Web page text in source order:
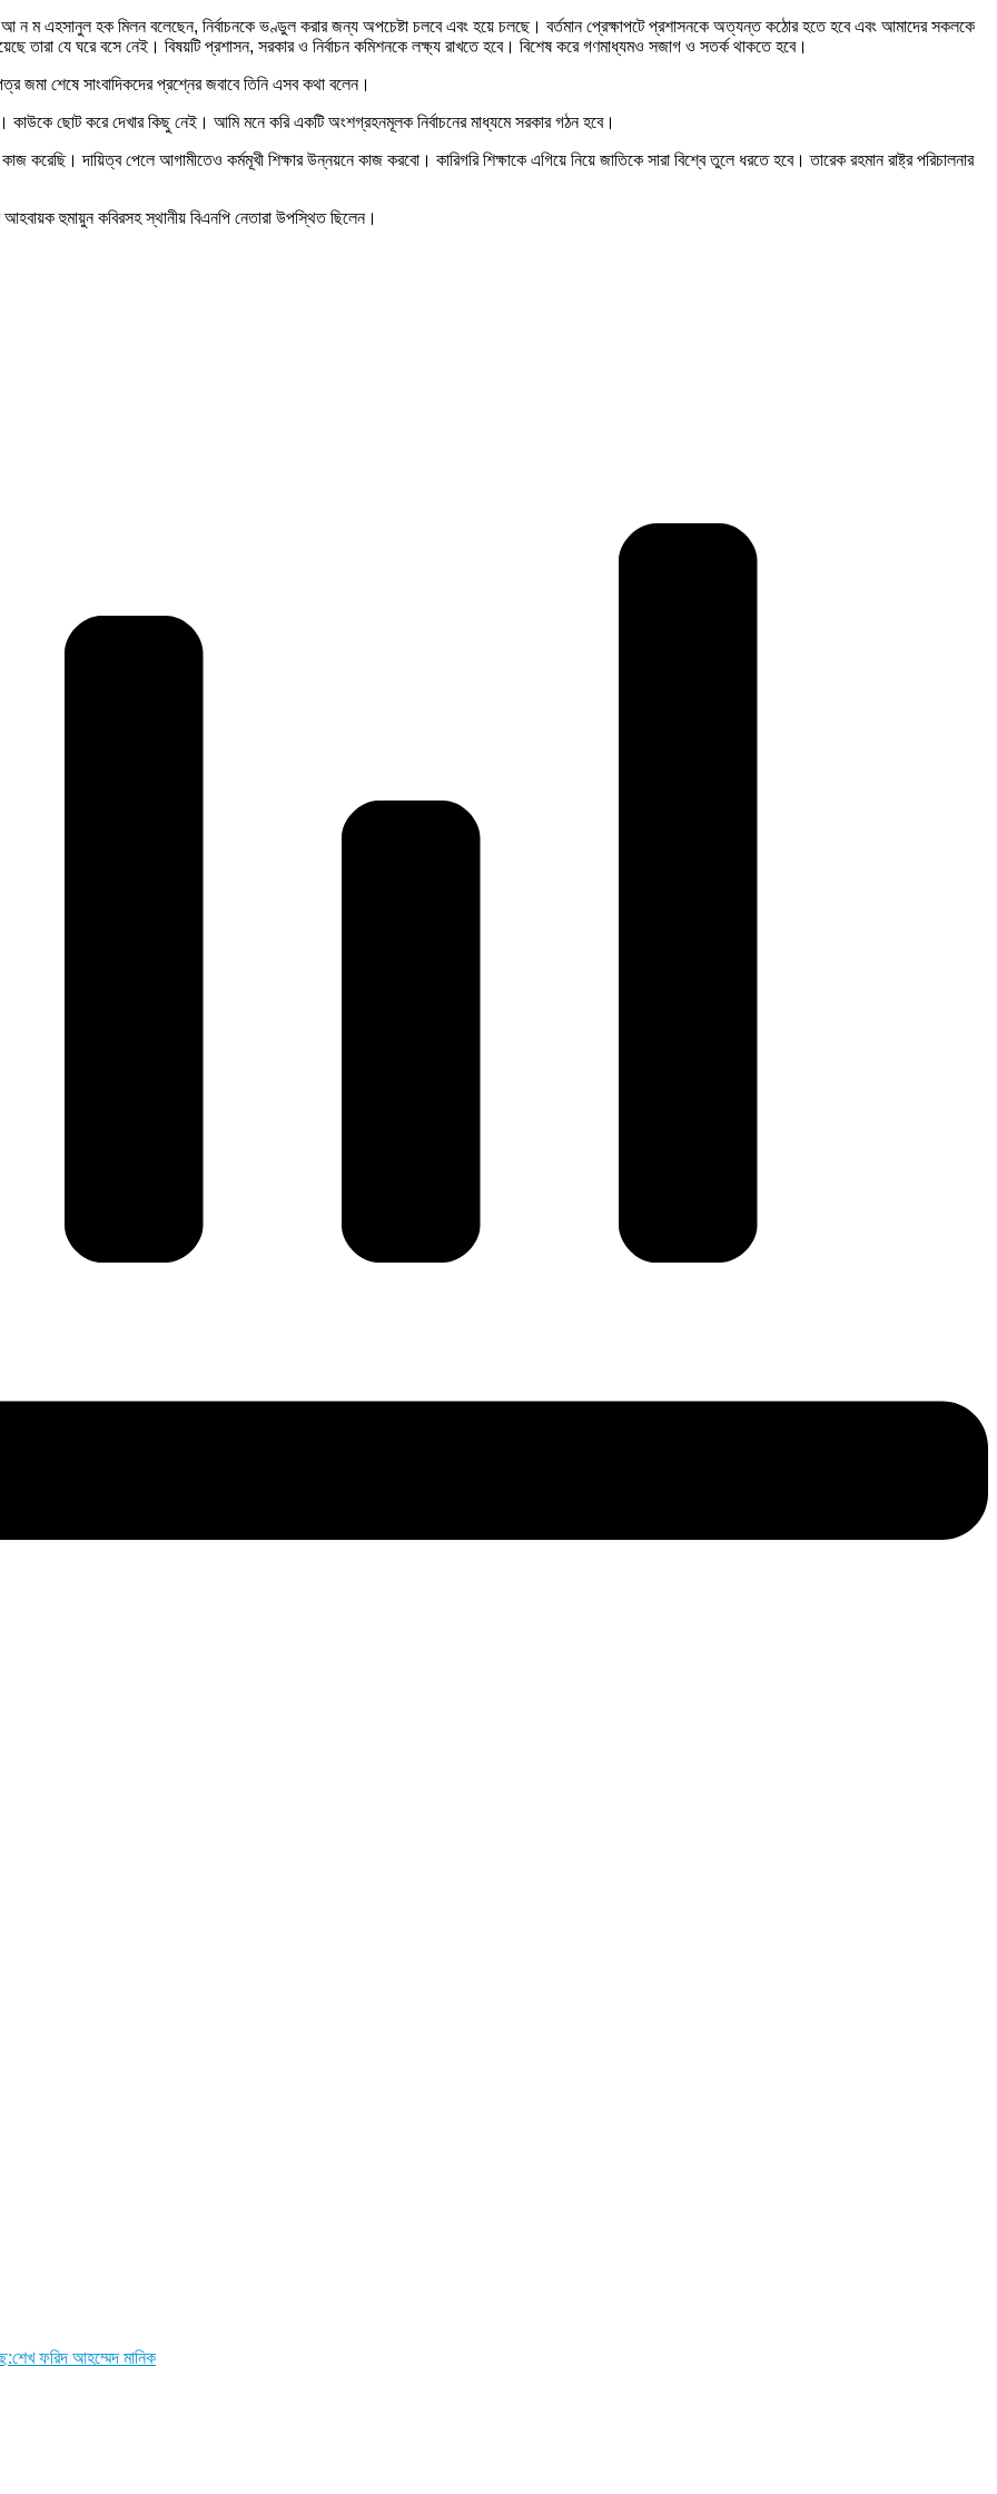
আ ন ম এহসানুল হক মিলন বলেছেন, নির্বাচনকে ভণ্ডুল করার জন্য অপচেষ্টা চলবে এবং হয়ে চলছে। বর্তমান প্রেক্ষাপটে প্রশাসনকে অত্যন্ত কঠোর হতে হবে এবং আমাদের সকলকে
তারা যে ঘরে বসে নেই। বিষয়টি প্রশাসন, সরকার ও নির্বাচন কমিশনকে লক্ষ্য রাখতে হবে। বিশেষ করে গণমাধ্যমও সজাগ ও সতর্ক থাকতে হবে।
জমা শেষে সাংবাদিকদের প্রশ্নের জবাবে তিনি এসব কথা বলেন।
কাউকে ছোট করে দেখার কিছু নেই। আমি মনে করি একটি অংশগ্রহনমূলক নির্বাচনের মাধ্যমে সরকার গঠন হবে।
দায়িত্ব পেলে আগামীতেও কর্মমূখী শিক্ষার উন্নয়নে কাজ করবো। কারিগরি শিক্ষাকে এগিয়ে নিয়ে জাতিকে সারা বিশ্বে তুলে ধরতে হবে। তারেক রহমান রাষ্ট্র পরিচালনার
হুমায়ুন কবিরসহ স্থানীয় বিএনপি নেতারা উপস্থিত ছিলেন।
ফরিদ আহম্মেদ মানিক